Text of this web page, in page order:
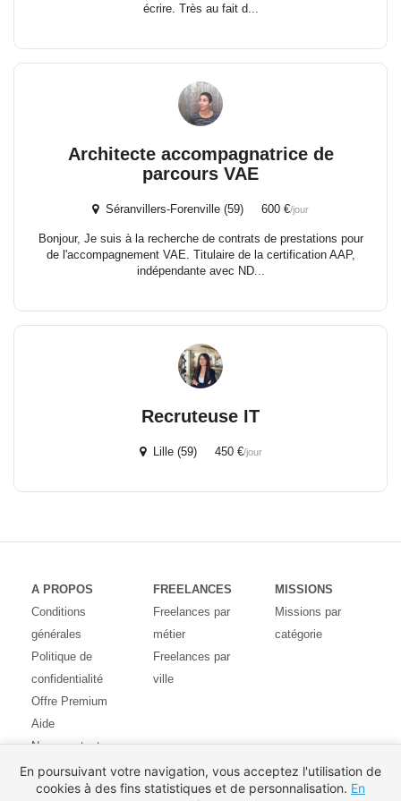
écrire. Très au fait d...
Architecte accompagnatrice de
parcours VAE
Séranvillers-Forenville (59) 600 €/jour
Bonjour, Je suis à la recherche de contrats de prestations pour
de l'accompagnement VAE. Titulaire de la certification AAP,
indépendante avec ND...
Recruteuse IT
Lille (59) 450 €/jour
A PROPOS
Conditions
générales
Politique de
confidentialité
Offre Premium
Aide
Nous contacter
Avis des
utilisateurs
FREELANCES
Freelances par
métier
Freelances par
ville
MISSIONS
Missions par
catégorie
En poursuivant votre navigation, vous acceptez l'utilisation de
cookies à des fins statistiques et de personnalisation. En